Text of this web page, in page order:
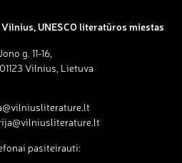
UNESCO literatūros miestas
g. 11-16,
Vilnius, Lietuva
pasiteirauti: